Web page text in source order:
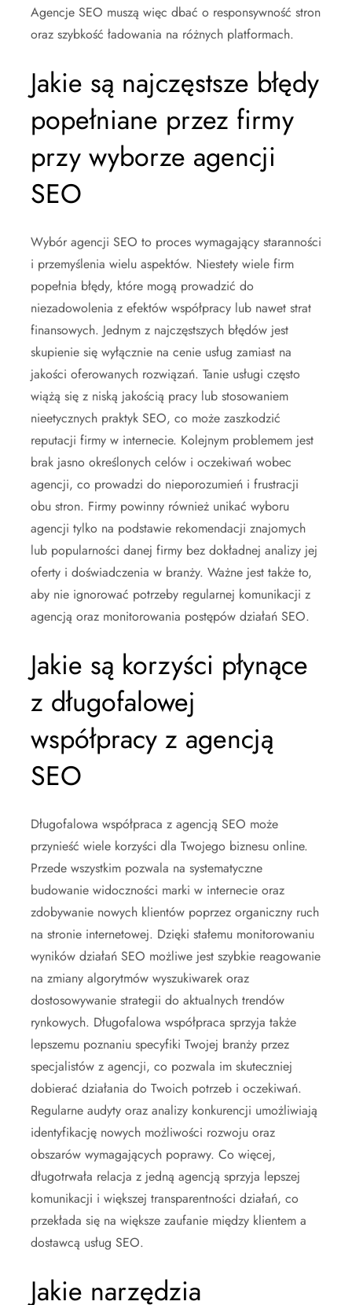
Agencje SEO muszą więc dbać o responsywność stron
oraz szybkość ładowania na różnych platformach.
Jakie są najczęstsze błędy
popełniane przez firmy
przy wyborze agencji
SEO
Wybór agencji SEO to proces wymagający staranności
i przemyślenia wielu aspektów. Niestety wiele firm
popełnia błędy, które mogą prowadzić do
niezadowolenia z efektów współpracy lub nawet strat
finansowych. Jednym z najczęstszych błędów jest
skupienie się wyłącznie na cenie usług zamiast na
jakości oferowanych rozwiązań. Tanie usługi często
wiążą się z niską jakością pracy lub stosowaniem
nieetycznych praktyk SEO, co może zaszkodzić
reputacji firmy w internecie. Kolejnym problemem jest
brak jasno określonych celów i oczekiwań wobec
agencji, co prowadzi do nieporozumień i frustracji
obu stron. Firmy powinny również unikać wyboru
agencji tylko na podstawie rekomendacji znajomych
lub popularności danej firmy bez dokładnej analizy jej
oferty i doświadczenia w branży. Ważne jest także to,
aby nie ignorować potrzeby regularnej komunikacji z
agencją oraz monitorowania postępów działań SEO.
Jakie są korzyści płynące
z długofalowej
współpracy z agencją
SEO
Długofalowa współpraca z agencją SEO może
przynieść wiele korzyści dla Twojego biznesu online.
Przede wszystkim pozwala na systematyczne
budowanie widoczności marki w internecie oraz
zdobywanie nowych klientów poprzez organiczny ruch
na stronie internetowej. Dzięki stałemu monitorowaniu
wyników działań SEO możliwe jest szybkie reagowanie
na zmiany algorytmów wyszukiwarek oraz
dostosowywanie strategii do aktualnych trendów
rynkowych. Długofalowa współpraca sprzyja także
lepszemu poznaniu specyfiki Twojej branży przez
specjalistów z agencji, co pozwala im skuteczniej
dobierać działania do Twoich potrzeb i oczekiwań.
Regularne audyty oraz analizy konkurencji umożliwiają
identyfikację nowych możliwości rozwoju oraz
obszarów wymagających poprawy. Co więcej,
długotrwała relacja z jedną agencją sprzyja lepszej
komunikacji i większej transparentności działań, co
przekłada się na większe zaufanie między klientem a
dostawcą usług SEO.
Jakie narzędzia